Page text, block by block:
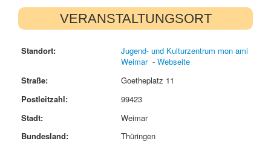
VERANSTALTUNGSORT
Standort:
Jugend- und Kulturzentrum mon ami
Weimar - Webseite
Straße:
Goetheplatz 11
Postleitzahl:
99423
Stadt:
Weimar
Bundesland:
Thüringen